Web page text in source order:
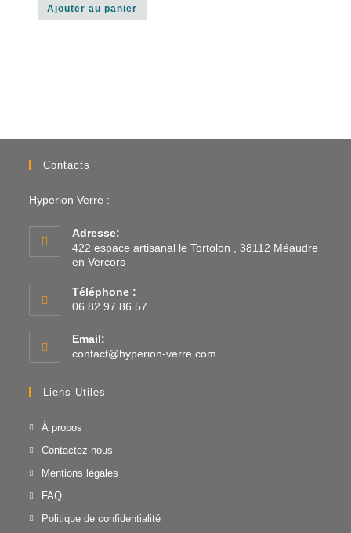
Ajouter au panier
Contacts
Hyperion Verre :
Adresse:
422 espace artisanal le Tortolon , 38112 Méaudre
en Vercors
Téléphone :
06 82 97 86 57
Email:
contact@hyperion-verre.com
Liens Utiles
À propos
Contactez-nous
Mentions légales
FAQ
Politique de confidentialité